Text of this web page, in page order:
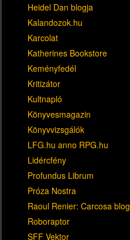
Heidel Dan blogja
Kalandozok.hu
Karcolat
Katherines Bookstore
Keményfedél
Kritizátor
Kultnapló
Könyvesmagazin
Könyvvizsgálók
LFG.hu anno RPG.hu
Lidércfény
Profundus Librum
Próza Nostra
Raoul Renier: Carcosa blog
Roboraptor
SFF Vektor